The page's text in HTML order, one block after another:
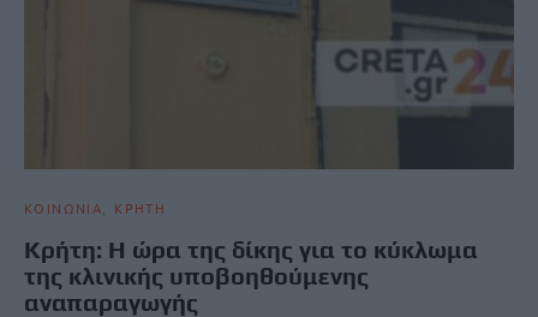
ΚΟΙΝΩΝΙΑ ΚΡΗΤΗ
Κρήτη: Η ώρα της δίκης για το κύκλωμα
της κλινικής υποβοηθούμενης
αναπαραγωγής